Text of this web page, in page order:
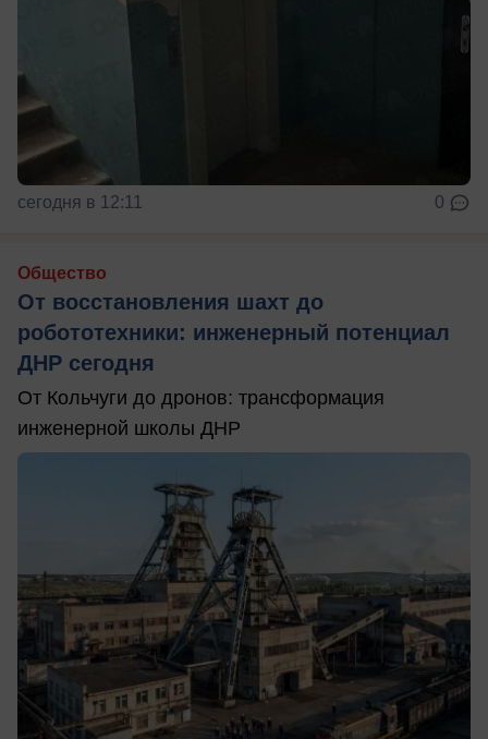
сегодня в 12:11 0
Общество
От восстановления шахт до
робототехники: инженерный потенциал
ДНР сегодня
От Кольчуги до дронов: трансформация
инженерной школы ДНР